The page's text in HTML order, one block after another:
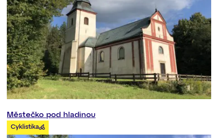
Městečko pod hladinou
Cyklistika